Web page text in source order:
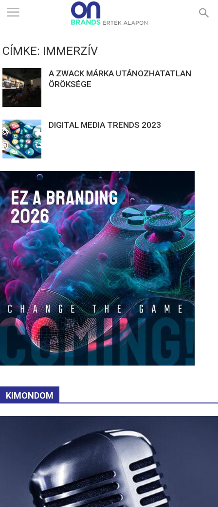
ONBRANDS
ÉRTÉK
ALAPON
CÍMKE: IMMERZÍV
A ZWACK MÁRKA UTÁNOZHATATLAN
ÖRÖKSÉGE
DIGITAL MEDIA TRENDS 2023
KIMONDOM